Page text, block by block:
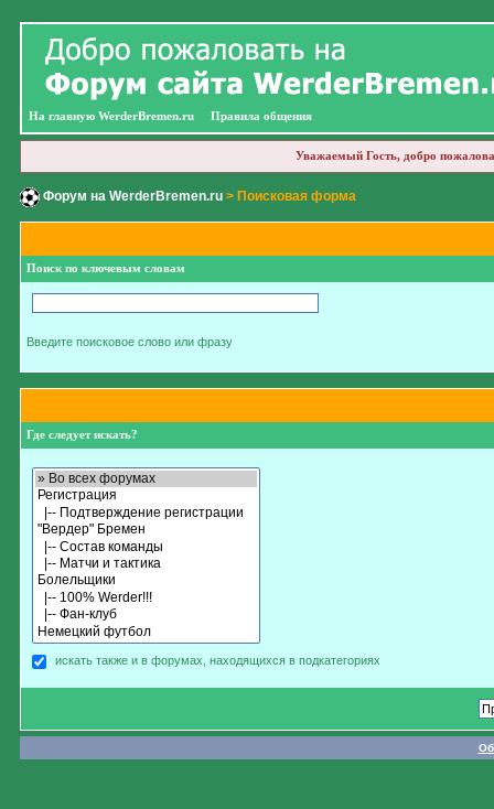
На главную WerderBremen.ru Правила общения
Уважаемый Гость, добро
Форум на WerderBremen.ru> Поисковая форма
Поиск по ключевым словам
Введите поисковое слово или фразу
Где следует искать?
искать также и в форумах, находящихся в подкатегориях